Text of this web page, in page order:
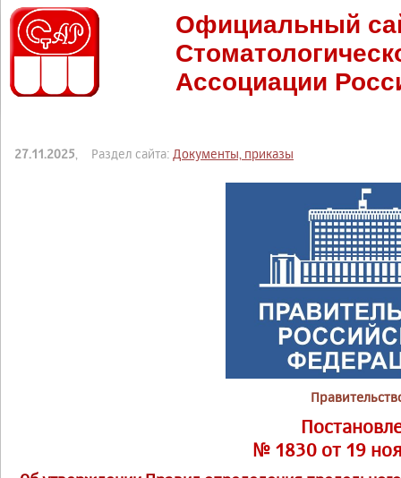
Официальный
Ассоциации
27.11.2025 , Раздел сайта: Документы, приказы
№ 1830 от 19